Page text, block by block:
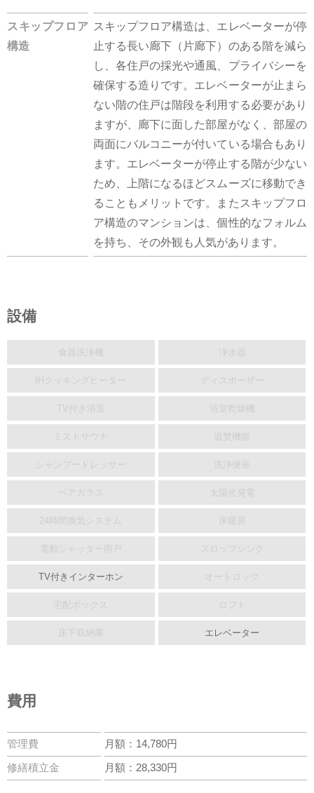
スキップフロア
構造
スキップフロア構造は、エレベーターが停
止する長い廊下（片廊下）のある階を減ら
し、各住戸の採光や通風、プライバシーを
確保する造りです。エレベーターが止まら
ない階の住戸は階段を利用する必要があり
ますが、廊下に面した部屋がなく、部屋の
両面にバルコニーが付いている場合もあり
ます。エレベーターが停止する階が少ない
ため、上階になるほどスムーズに移動でき
ることもメリットです。またスキップフロ
ア構造のマンションは、個性的なフォルム
を持ち、その外観も人気があります。
設備
食器洗浄機 浄水器
IHクッキングヒーター ディスポーザー
TV付き浴室 浴室乾燥機
ミストサウナ 追焚機能
シャンプードレッサー 洗浄便座
ペアガラス 太陽光発電
24時間換気システム 床暖房
電動シャッター雨戸 スロップシンク
TV付きインターホン オートロック
宅配ボックス ロフト
床下収納庫 エレベーター
費用
管理費 月額：14,780円
修繕積立金 月額：28,330円